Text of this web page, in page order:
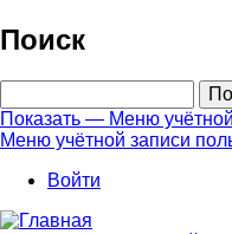
Перейти
к
основному
Поиск
Меню
учётной
записи
Показать — Меню
Меню учётной записи
Войти